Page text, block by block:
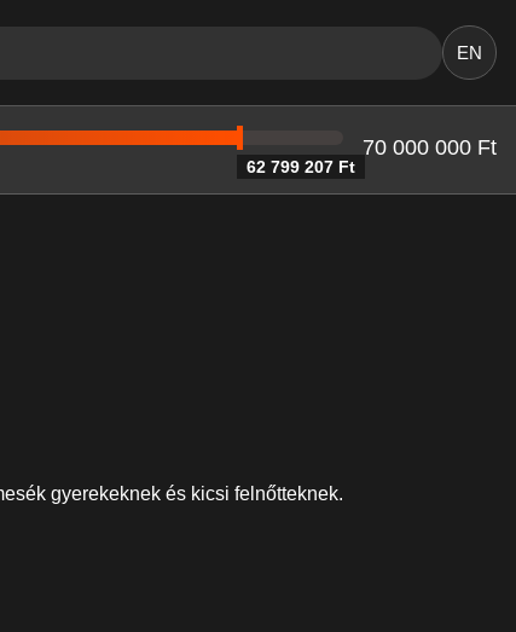
EN
62 799 207 Ft
70 000 000 Ft
gyerekeknek és kicsi felnőtteknek.